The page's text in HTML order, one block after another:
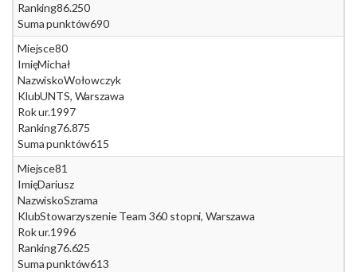
Ranking86.250
Suma punktów690
Miejsce80
ImięMichał
NazwiskoWołowczyk
KlubUNTS, Warszawa
Rok ur.1997
Ranking76.875
Suma punktów615
Miejsce81
ImięDariusz
NazwiskoSzrama
KlubStowarzyszenie Team 360 stopni, Warszawa
Rok ur.1996
Ranking76.625
Suma punktów613